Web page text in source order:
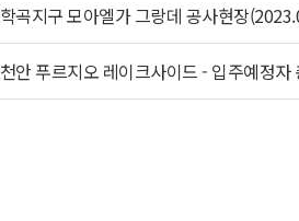
학곡지구 모아엘가 그랑데 공사현장
천안 푸르지오 레이크사이드 - 입주예정